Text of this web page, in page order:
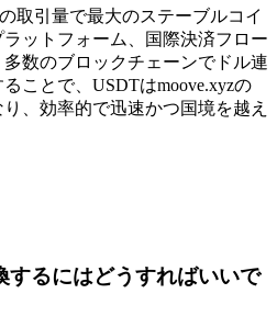
取引量で最大のステーブルコイ
ットフォーム、国際決済フロー
数のブロックチェーンでドル連
ことで、USDTはmoove.xyzの
、効率的で迅速かつ国境を越え
するにはどうすればいいで